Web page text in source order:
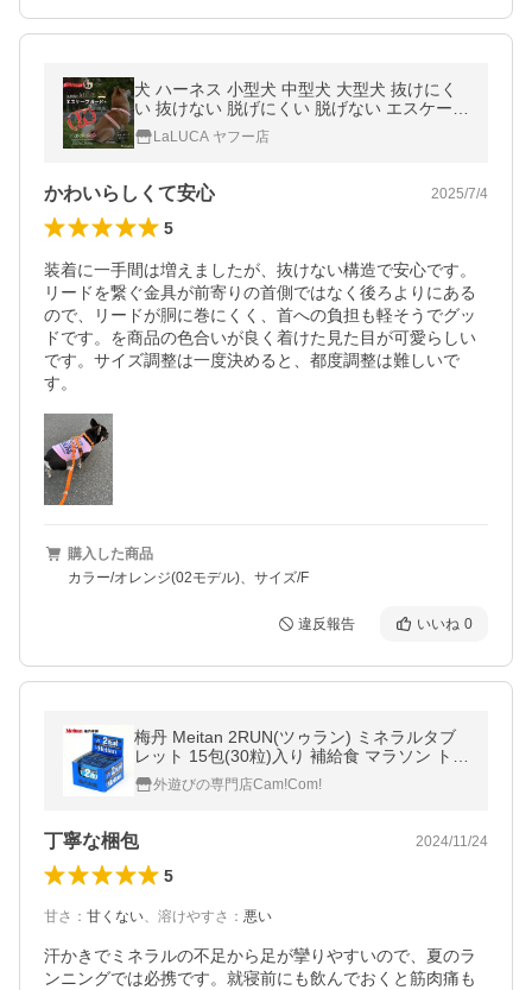
犬 ハーネス 小型犬 中型犬 大型犬 抜けにく
い 抜けない 脱げにくい 脱げない エスケープ
ガード 柴犬 おしゃれ かわいい 速乾 雨の日
安心 LaLUCA ポイント利用
LaLUCA ヤフー店
かわいらしくて安心 2025/7/4
5
装着に一手間は増えましたが、抜けない構造で安心です。
リードを繋ぐ金具が前寄りの首側ではなく後ろよりにある
ので、リードが胴に巻にくく、首への負担も軽そうでグッ
ドです。を商品の色合いが良く着けた見た目が可愛らしい
です。サイズ調整は一度決めると、都度調整は難しいで
す。
購入した商品
カラー/オレンジ(02モデル)、サイズ/F
違反報告 いいね 0
梅丹 Meitan 2RUN(ツゥラン) ミネラルタブ
レット 15包(30粒)入り 補給食 マラソン トレ
ラン ランニング トレイルランニング エネル
ギー ロードバイク
外遊びの専門店Cam!Com!
丁寧な梱包 2024/11/24
5
甘さ ： 甘くない、 溶けやすさ ： 悪い
汗かきでミネラルの不足から足が攣りやすいので、夏のラ
ンニングでは必携です。就寝前にも飲んでおくと筋肉痛も